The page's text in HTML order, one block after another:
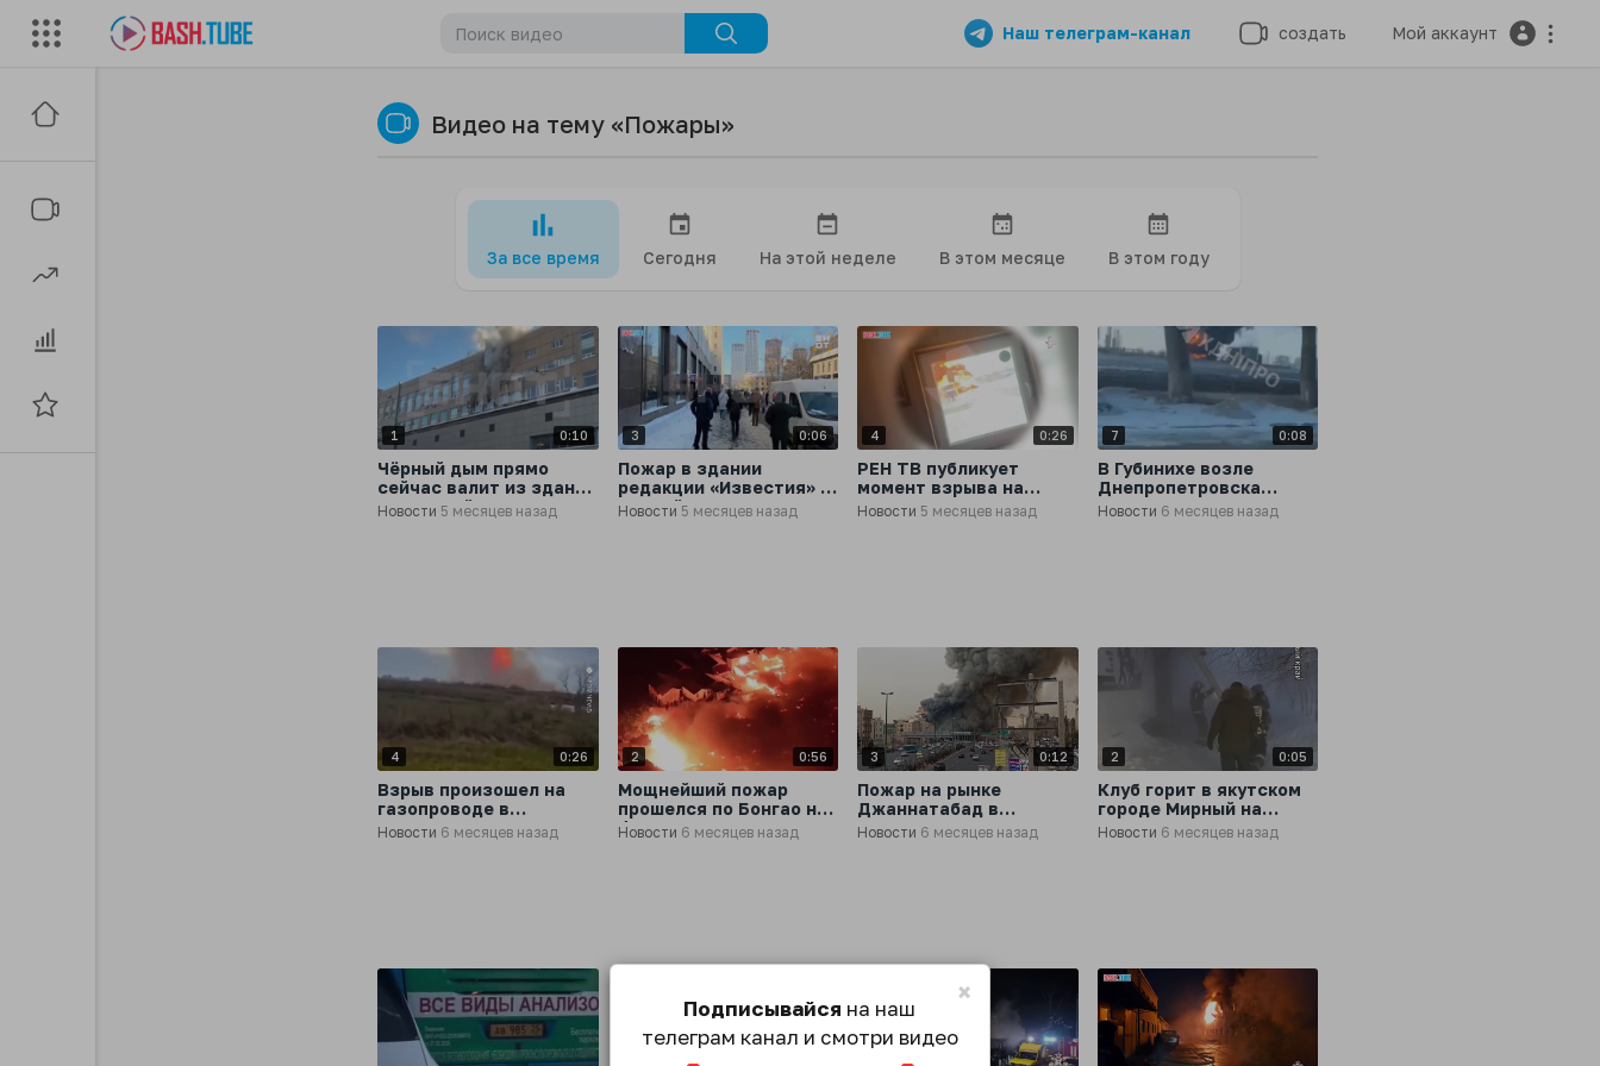
Наш телеграм-канал создать Мой аккаунт
Видео на тему «Пожары»
За все время Сегодня На этой неделе В этом месяце В этом году
1 0:10
Чёрный дым прямо
сейчас валит из здания
«Известий» в
Партийном переулке в
Новости 5 месяцев назад
3 0:06
Пожар в здании
редакции «Известия» в
Партийном переулке в
Новости 5 месяцев назад
4 0:26
РЕН ТВ публикует
момент взрыва на
автозаправке под
Новости 5 месяцев назад
7 0:08
В Губинихе возле
Днепропетровска
прилетело по
нефтебазе, после чего
Новости 6 месяцев назад
4 0:26
Взрыв произошел на
газопроводе в
Луизиане в США -
пострадал один
Новости 6 месяцев назад
2 0:56
Мощнейший пожар
прошелся по Бонгао на
Филиппинах и
уничтожил 1000 домов
Новости 6 месяцев назад
3 0:12
Пожар на рынке
Джаннатабад в
Тегеране, - СМИ
Новости 6 месяцев назад
2 0:05
Клуб горит в якутском
городе Мирный на
площади 470 кв.
Новости 6 месяцев назад
×
Подписывайся на наш
телеграм канал и смотри видео